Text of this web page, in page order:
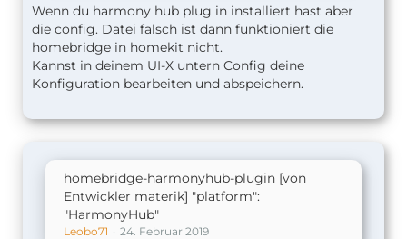
}
Wenn du harmony hub plug in installiert hast aber
die config. Datei falsch ist dann funktioniert die
homebridge in homekit nicht.
Kannst in deinem UI-X untern Config deine
Konfiguration bearbeiten und abspeichern.
homebridge-harmonyhub-plugin [von
Entwickler materik] "platform":
"HarmonyHub"
Leobo71 24. Februar 2019